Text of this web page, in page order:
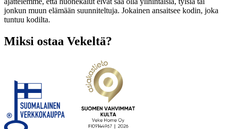
jonkun muun elämään suunniteltuja. Jokainen ansaitsee kodin, joka
tuntuu kodilta.
Miksi ostaa Vekeltä?